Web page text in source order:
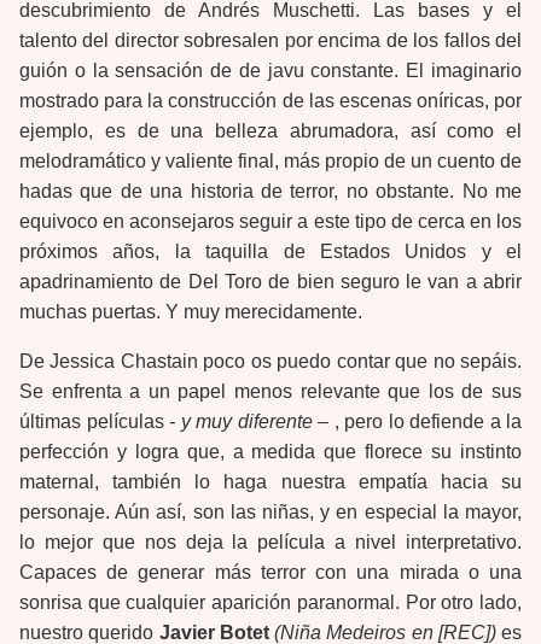
descubrimiento de Andrés Muschetti. Las bases y el
talento del director sobresalen por encima de los fallos del
guión o la sensación de de javu constante. El imaginario
mostrado para la construcción de las escenas oníricas, por
ejemplo, es de una belleza abrumadora, así como el
melodramático y valiente final, más propio de un cuento de
hadas que de una historia de terror, no obstante. No me
equivoco en aconsejaros seguir a este tipo de cerca en los
próximos años, la taquilla de Estados Unidos y el
apadrinamiento de Del Toro de bien seguro le van a abrir
muchas puertas. Y muy merecidamente.
De Jessica Chastain poco os puedo contar que no sepáis.
Se enfrenta a un papel menos relevante que los de sus
últimas películas - y muy diferente – , pero lo defiende a la
perfección y logra que, a medida que florece su instinto
maternal, también lo haga nuestra empatía hacia su
personaje. Aún así, son las niñas, y en especial la mayor,
lo mejor que nos deja la película a nivel interpretativo.
Capaces de generar más terror con una mirada o una
sonrisa que cualquier aparición paranormal. Por otro lado,
nuestro querido Javier Botet (Niña Medeiros en [REC])es